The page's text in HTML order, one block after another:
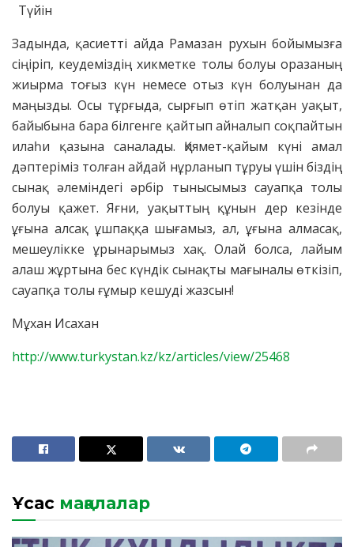
Түйін
Задында, қасиетті айда Рамазан рухын бойымызға
сіңіріп, кеудеміздің хикметке толы болуы оразаның
жиырма тоғыз күн немесе отыз күн болуынан да
маңызды. Осы тұрғыда, сырғып өтіп жатқан уақыт,
байыбына бара білгенге қайтып айналып соқпайтын
илаһи қазына саналады. Қиямет-қайым күні амал
дәптеріміз толған айдай нұрланып тұруы үшін біздің
сынақ әлеміндегі әрбір тынысымыз сауапқа толы
болуы қажет. Яғни, уақыттың құнын дер кезінде
ұғына алсақ ұшпаққа шығамыз, ал, ұғына алмасақ,
мешеулікке ұрынарымыз хақ. Олай болса, лайым
алаш жұртына бес күндік сынақты мағыналы өткізіп,
сауапқа толы ғұмыр кешуді жазсын!
Мұхан Исахан
http://www.turkystan.kz/kz/articles/view/25468
Ұқсас мақалалар